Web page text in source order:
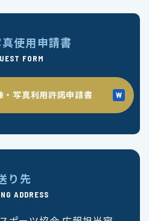
使用申請書
FORM
・写真利用許諾申請書
り先
ADDRESS